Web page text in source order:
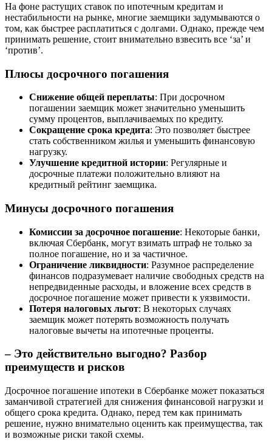
На фоне растущих ставок по ипотечным кредитам и
нестабильности на рынке, многие заемщики задумываются о
том, как быстрее расплатиться с долгами. Однако, прежде чем
принимать решение, стоит внимательно взвесить все ‘за’ и
‘против’.
Плюсы досрочного погашения
Снижение общей переплаты: При досрочном
погашении заемщик может значительно уменьшить
сумму процентов, выплачиваемых по кредиту.
Сокращение срока кредита: Это позволяет быстрее
стать собственником жилья и уменьшить финансовую
нагрузку.
Улучшение кредитной истории: Регулярные и
досрочные платежи положительно влияют на
кредитный рейтинг заемщика.
Минусы досрочного погашения
Комиссии за досрочное погашение: Некоторые банки,
включая Сбербанк, могут взимать штраф не только за
полное погашение, но и за частичное.
Ограничение ликвидности: Разумное распределение
финансов подразумевает наличие свободных средств на
непредвиденные расходы, и вложение всех средств в
досрочное погашение может привести к уязвимости.
Потеря налоговых льгот: В некоторых случаях
заемщик может потерять возможность получать
налоговые вычеты на ипотечные проценты.
– Это действительно выгодно? Разбор
преимуществ и рисков
Досрочное погашение ипотеки в Сбербанке может показаться
заманчивой стратегией для снижения финансовой нагрузки и
общего срока кредита. Однако, перед тем как принимать
решение, нужно внимательно оценить как преимущества, так
и возможные риски такой схемы.